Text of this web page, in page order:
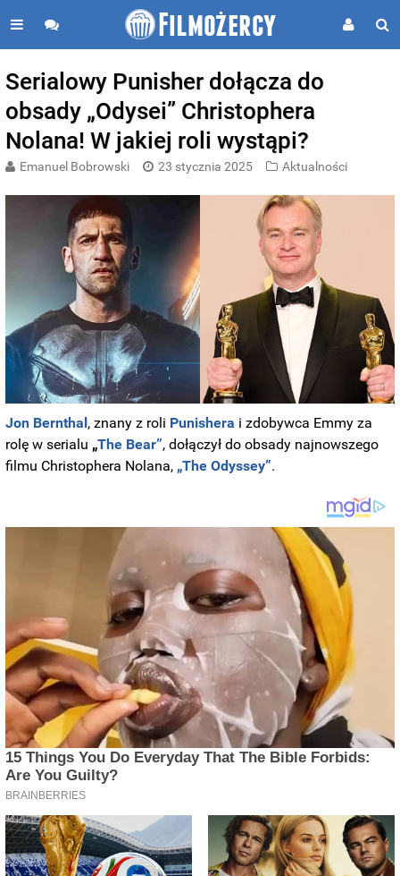
Serialowy Punisher dołącza do
obsady „Odysei” Christophera
Nolana! W jakiej roli wystąpi?
Emanuel Bobrowski 23 stycznia 2025 Aktualności
Jon Bernthal , znany z roli Punishera i zdobywca Emmy za
rolę w serialu „The Bear”, dołączył do obsady najnowszego
filmu Christophera Nolana, „The Odyssey”.